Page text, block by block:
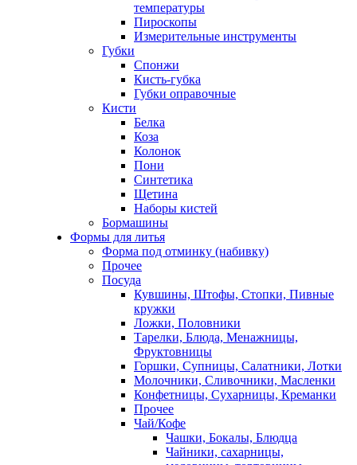
температуры
Пироскопы
Измерительные инструменты
Губки
Спонжи
Кисть-губка
Губки оправочные
Кисти
Белка
Коза
Колонок
Пони
Синтетика
Щетина
Наборы кистей
Бормашины
Формы для литья
Форма под отминку (набивку)
Прочее
Посуда
Кувшины, Штофы, Стопки, Пивные
кружки
Ложки, Половники
Тарелки, Блюда, Менажницы,
Фруктовницы
Горшки, Супницы, Салатники, Лотки
Молочники, Сливочники, Масленки
Конфетницы, Сухарницы, Креманки
Прочее
Чай/Кофе
Чашки, Бокалы, Блюдца
Чайники, сахарницы,